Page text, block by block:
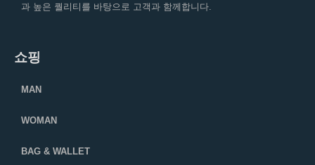
과 높은 퀄리티를 바탕으로 고객과 함께합니다.
쇼핑
MAN
WOMAN
BAG & WALLET